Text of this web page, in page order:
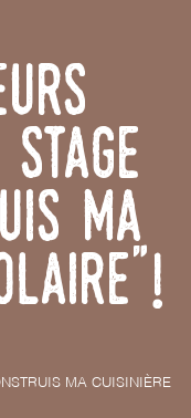
ma
MA CUISINIÈRE